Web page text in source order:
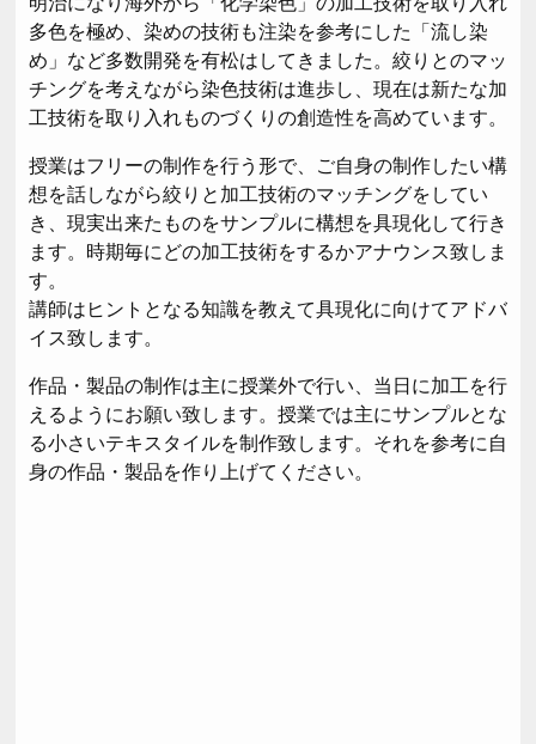
多色を極め、染めの技術も注染を参考にした「流し染
め」など多数開発を有松はしてきました。絞りとのマッ
チングを考えながら染色技術は進歩し、現在は新たな加
工技術を取り入れものづくりの創造性を高めています。
授業はフリーの制作を行う形で、ご自身の制作したい構
想を話しながら絞りと加工技術のマッチングをしてい
き、現実出来たものをサンプルに構想を具現化して行き
ます。時期毎にどの加工技術をするかアナウンス致しま
す。
講師はヒントとなる知識を教えて具現化に向けてアドバ
イス致します。
作品・製品の制作は主に授業外で行い、当日に加工を行
えるようにお願い致します。授業では主にサンプルとな
る小さいテキスタイルを制作致します。それを参考に自
身の作品・製品を作り上げてください。